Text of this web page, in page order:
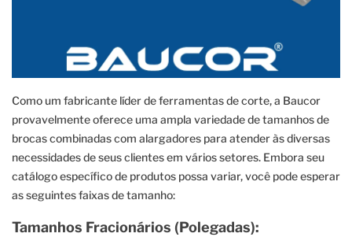
Como um fabricante líder de ferramentas de corte, a Baucor
provavelmente oferece uma ampla variedade de tamanhos de
brocas combinadas com alargadores para atender às diversas
necessidades de seus clientes em vários setores. Embora seu
catálogo específico de produtos possa variar, você pode esperar
as seguintes faixas de tamanho:
Tamanhos Fracionários (Polegadas):